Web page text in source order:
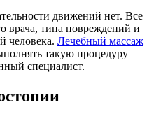
движений нет. Все
врача, типа повреждений и
человека. Лечебный массаж
такую процедуру
специалист.